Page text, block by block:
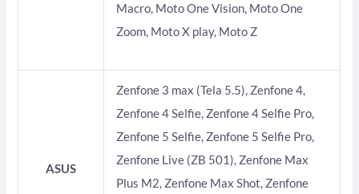
Macro, Moto One Vision, Moto One
Zoom, Moto X play, Moto Z
ASUS
Zenfone 3 max (Tela 5.5), Zenfone 4,
Zenfone 4 Selfie, Zenfone 4 Selfie Pro,
Zenfone 5 Selfie, Zenfone 5 Selfie Pro,
Zenfone Live (ZB 501), Zenfone Max
Plus M2, Zenfone Max Shot, Zenfone